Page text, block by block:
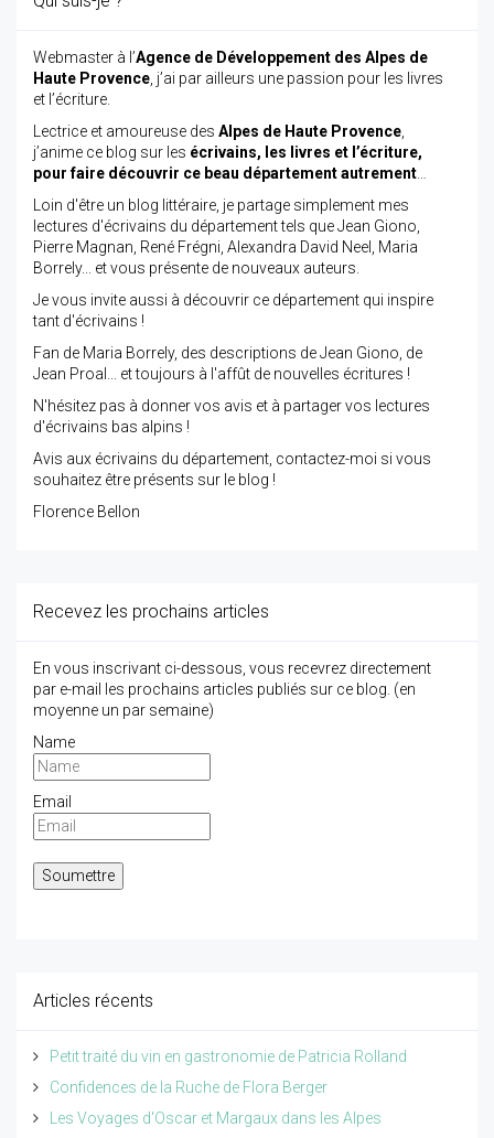
Webmaster à l’Agence de Développement des Alpes de
Haute Provence , j’ai par ailleurs une passion pour les livres
et l’écriture.
Lectrice et amoureuse des Alpes de Haute Provence
j’anime ce blog sur les écrivains, les livres et l’écriture,
pour faire découvrir ce beau département autrement
Loin d'être un blog littéraire, je partage simplement mes
lectures d'écrivains du département tels que Jean Giono,
Pierre Magnan, René Frégni, Alexandra David Neel, Maria
Borrely... et vous présente de nouveaux auteurs.
Je vous invite aussi à découvrir ce département qui inspire
tant d'écrivains !
Fan de Maria Borrely, des descriptions de Jean Giono, de
Jean Proal... et toujours à l'affût de nouvelles écritures !
N'hésitez pas à donner vos avis et à partager vos lectures
d'écrivains bas alpins !
Avis aux écrivains du département, contactez-moi si vous
souhaitez être présents sur le blog !
Florence Bellon
Recevez les prochains articles
En vous inscrivant ci-dessous, vous recevrez directement
par e-mail les prochains articles publiés sur ce blog. (en
moyenne un par semaine)
Name
Email
Articles récents
Petit traité du vin en gastronomie de Patricia Rolland
Confidences de la Ruche de Flora Berger
Les Voyages d'Oscar et Margaux dans les Alpes